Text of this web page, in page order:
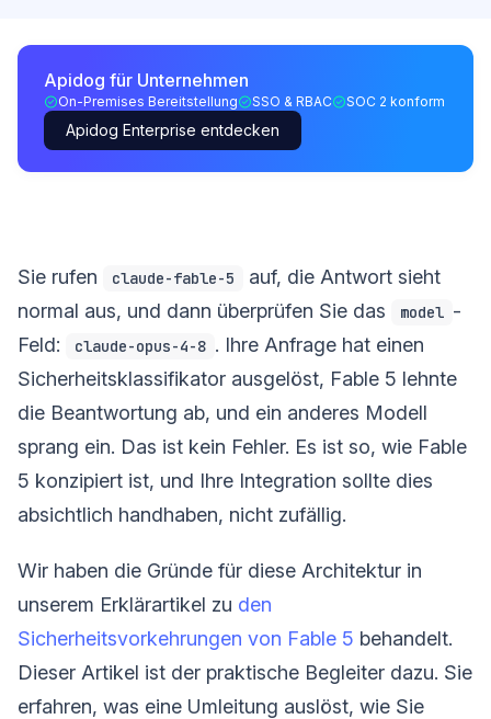
Apidog für Unternehmen
On-Premises Bereitstellung SSO & RBAC SOC 2 konform
Apidog Enterprise entdecken
Sie rufen claude-fable-5
auf, die Antwort sieht
normal aus, und dann überprüfen Sie das
model -
Feld:
claude-opus-4-8 . Ihre Anfrage hat einen
Sicherheitsklassifikator ausgelöst, Fable 5 lehnte
die Beantwortung ab, und ein anderes Modell
sprang ein. Das ist kein Fehler. Es ist so, wie Fable
5 konzipiert ist, und Ihre Integration sollte dies
absichtlich handhaben, nicht zufällig.
Wir haben die Gründe für diese Architektur in
unserem Erklärartikel zu den
Sicherheitsvorkehrungen von Fable 5 behandelt.
Dieser Artikel ist der praktische Begleiter dazu. Sie
erfahren, was eine Umleitung auslöst, wie Sie